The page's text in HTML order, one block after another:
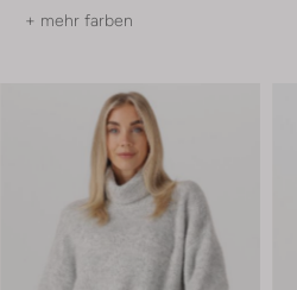
+ mehr farben